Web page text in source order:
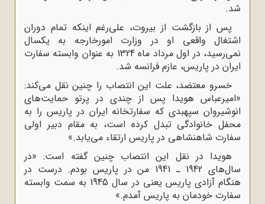
شد.
پس از بازگشت از بیروت، على‌رغم اینکه تمام دوران
اشتغال واقعى او در وزارت امورخارجه به یکسال
نمى‌رسید، در اول مرداد ماه 1324 به عنوان وابسته سفارت
ایران در پاریس، عازم فرانسه شد.
خسرو معتضد، علت این انتصاب را چنین نقل مى‌کند:
«امیرعباس هویدا پس از چندى در پرتو حمایت‌هاى
انوشیروان سپهبدى که سفارتخانه ایران در پاریس را به
محفل خانوادگى تبدل کرده است، به مقام دبیر اولى
سفارت شاهنشاهى در پاریس ارتقاء مى‌یابد.»
هویدا در نقل این انتصاب چنین گفته است: «در
سال‌هاى 1942 ـ 1941 من در پاریس بودم. درست در
هنگام آزادى پاریس یعنى در سال 1945 به سمت وابسته
سفارت خودمان به پاریس آمدم.»